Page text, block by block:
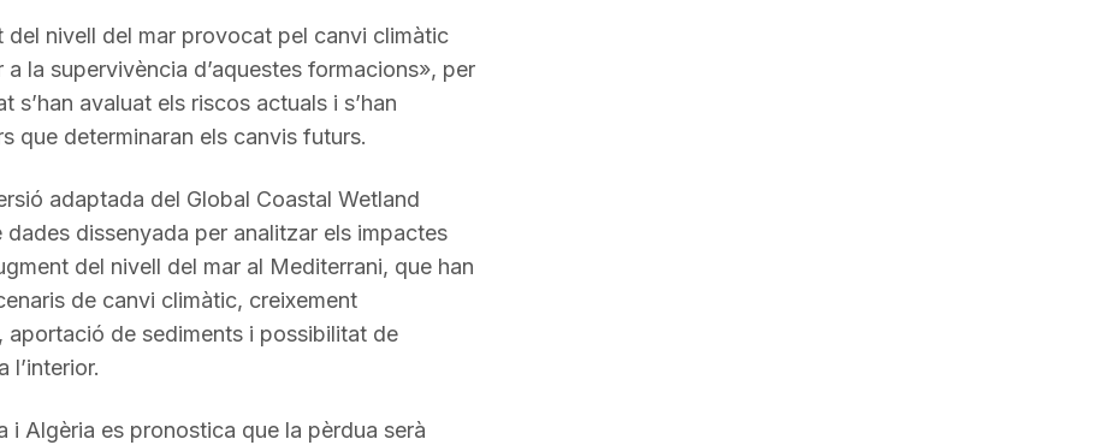
del nivell del mar provocat pel canvi climàtic
la supervivència d’aquestes formacions», per
s’han avaluat els riscos actuals i s’han
que determinaran els canvis futurs.
adaptada del Global Coastal Wetland
dissenyada per analitzar els impactes
del nivell del mar al Mediterrani, que han
de canvi climàtic, creixement
de sediments i possibilitat de
l’interior.
i Algèria es pronostica que la pèrdua serà